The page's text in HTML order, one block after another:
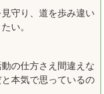
守り、道を歩み違い
い。
の仕方さえ間違えな
本気で思っているの